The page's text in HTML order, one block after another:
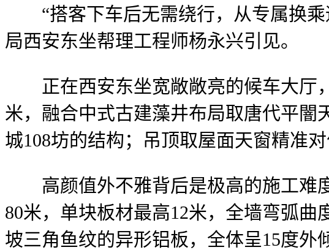
“搭客下车后无需绕行，从专属换乘
局西安东坐帮理工程师杨永兴引见。
正在西安东坐宽敞敞亮的候车大厅
米，融合中式古建藻井布局取唐代平闇
城108坊的结构；吊顶取屋面天窗精准
高颜值外不雅背后是极高的施工难度
80米，单块板材最高12米，全墙弯弧曲
坡三角鱼纹的异形铝板，全体呈15度外